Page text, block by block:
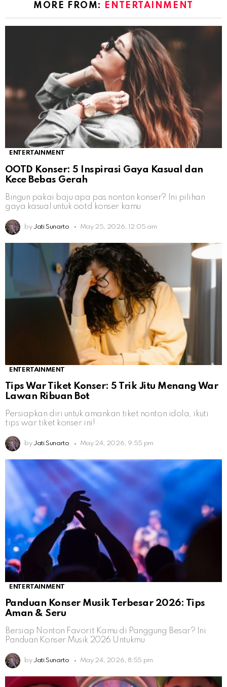
MORE FROM: ENTERTAINMENT
ENTERTAINMENT
OOTD Konser: 5 Inspirasi Gaya Kasual dan
Kece Bebas Gerah
Bingun pakai baju apa pas nonton konser? Ini pilihan
gaya kasual untuk ootd konser kamu
by Jati Sunarto May 25, 2026, 12:05 am
ENTERTAINMENT
Tips War Tiket Konser: 5 Trik Jitu Menang War
Lawan Ribuan Bot
Persiapkan diri untuk amankan tiket nonton idola, ikuti
tips war tiket konser ini!
by Jati Sunarto May 24, 2026, 9:55 pm
ENTERTAINMENT
Panduan Konser Musik Terbesar 2026: Tips
Aman & Seru
Bersiap Nonton Favorit Kamu di Panggung Besar? Ini
Panduan Konser Musik 2026 Untukmu
by Jati Sunarto May 24, 2026, 8:55 pm